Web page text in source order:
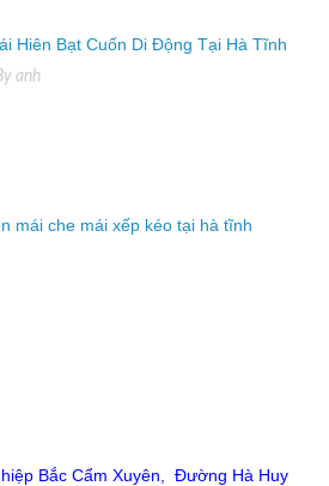
Hiên Bạt Cuốn Di Động Tại Hà Tĩnh
anh
mái che mái xếp kéo tại hà tĩnh
Bắc Cẩm Xuyên, Đường Hà Huy